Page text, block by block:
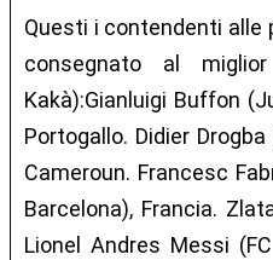
Questi i contendenti alle
consegnato al
Kakà):Gianluigi Buffon
Portogallo. Didier Drogba
Cameroun. Francesc
Barcelona), Francia.
Lionel Andres Messi